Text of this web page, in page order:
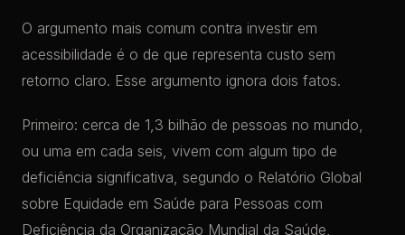
O argumento mais comum contra investir em
acessibilidade é o de que representa custo sem
retorno claro. Esse argumento ignora dois fatos.
Primeiro: cerca de 1,3 bilhão de pessoas no mundo,
ou uma em cada seis, vivem com algum tipo de
deficiência significativa, segundo o Relatório Global
sobre Equidade em Saúde para Pessoas com
Deficiência da Organização Mundial da Saúde,